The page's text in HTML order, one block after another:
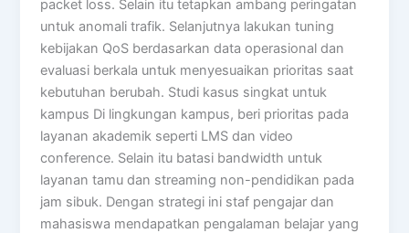
packet loss. Selain itu tetapkan ambang peringatan
untuk anomali trafik. Selanjutnya lakukan tuning
kebijakan QoS berdasarkan data operasional dan
evaluasi berkala untuk menyesuaikan prioritas saat
kebutuhan berubah. Studi kasus singkat untuk
kampus Di lingkungan kampus, beri prioritas pada
layanan akademik seperti LMS dan video
conference. Selain itu batasi bandwidth untuk
layanan tamu dan streaming non-pendidikan pada
jam sibuk. Dengan strategi ini staf pengajar dan
mahasiswa mendapatkan pengalaman belajar yang